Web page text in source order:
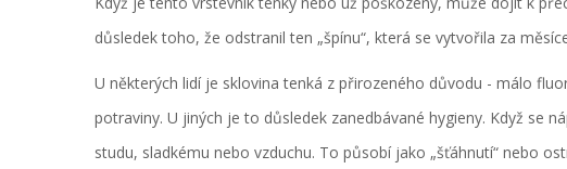
důsledek toho, že odstranil ten „špínu“, která se vytvořila za
U některých lidí je sklovina tenká z přirozeného důvodu - málo
potraviny. U jiných je to důsledek zanedbávané hygieny. Když se
studu, sladkému nebo vzduchu. To působí jako „šťáhnutí“ nebo